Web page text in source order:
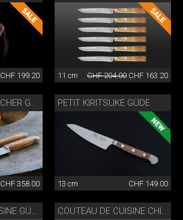
CHF 199.20 11 cm CHF 204.00 CHF 163.20
CHF 358.00
PETIT KIRITSUKE GÜDE
13 cm CHF 149.00
COUTEAU DE CUISINE GÜDE COUTEAU DE CUISINE CHINOIS GÜDE